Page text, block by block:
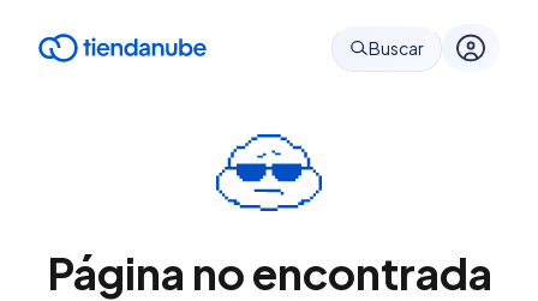
Buscar
Página no encontrada